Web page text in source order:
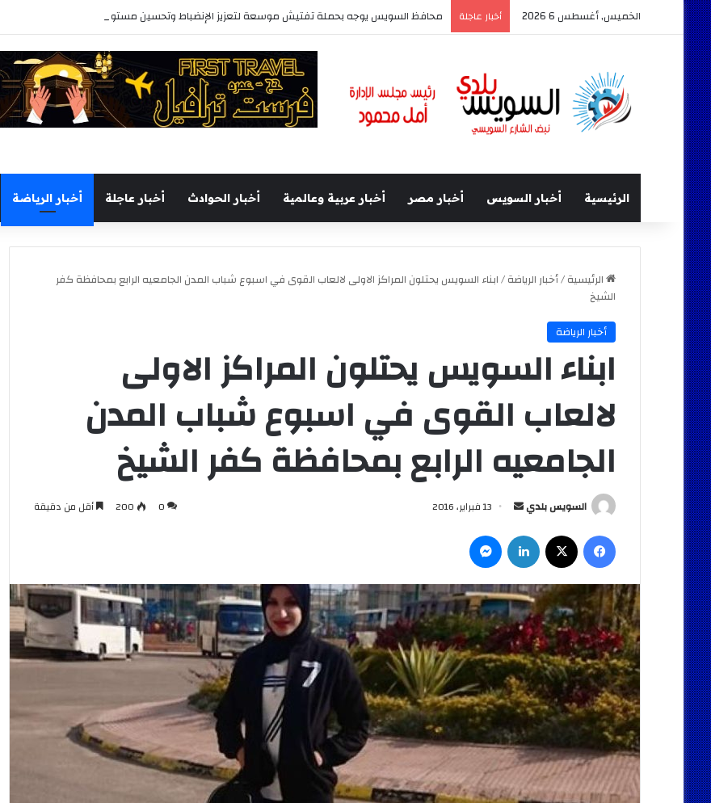
الخميس, أغسطس 6 2026 أخبار عاجلة محافظ السويس يوجه بحملة تفتيش موسعة لتعزيز الإنضباط وتحسين مستوى الخدمات بأحياء المحافظة
الرئيسية أخبار السويس أخبار مصر أخبار عربية وعالمية أخبار الحوادث أخبار عاجلة أخبار الرياضة
الرئيسية/أخبار الرياضة/ابناء السويس يحتلون المراكز الاولى لالعاب القوى في اسبوع شباب المدن الجامعيه الرابع بمحافظة كفر
الشيخ
أخبار الرياضة
ابناء السويس يحتلون المراكز الاولى
لالعاب القوى في اسبوع شباب المدن
الجامعيه الرابع بمحافظة كفر الشيخ
السويس بلدي
أرسل
إلكترونيا
13 فبراير، 2016 0
200 أقل من دقيقة
فيسبوك لينكدإن